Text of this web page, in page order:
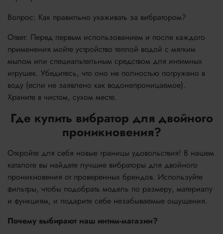
Вопрос: Как правильно ухаживать за вибратором?
Ответ: Перед первым использованием и после каждого
применения мойте устройство теплой водой с мягким
мылом или специальтельным средством для интимных
игрушек. Убедитесь, что оно не полностью погружено в
воду (если не заявлено как водонепроницаемое).
Храните в чистом, сухом месте.
Где купить вибратор для двойного
проникновения?
Откройте для себя новые границы удовольствия! В нашем
каталоге вы найдете лучшие вибраторы для двойного
проникновения от проверенных брендов. Используйте
фильтры, чтобы подобрать модель по размеру, материалу
и функциям, и подарите себе незабываемые ощущения.
Почему выбирают наш интим-магазин?